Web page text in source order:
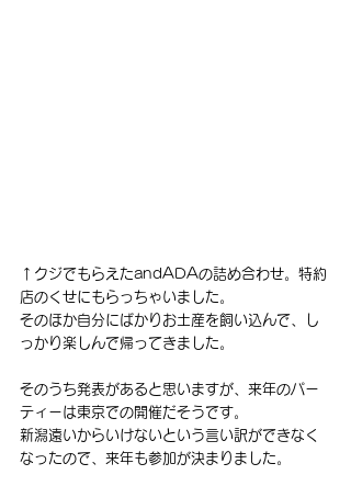
↑クジでもらえたandADAの詰め合わせ。特約
店のくせにもらっちゃいました。
そのほか自分にばかりお土産を飼い込んで、し
っかり楽しんで帰ってきました。
そのうち発表があると思いますが、来年のパー
ティーは東京での開催だそうです。
新潟遠いからいけないという言い訳ができなく
なったので、来年も参加が決まりました。